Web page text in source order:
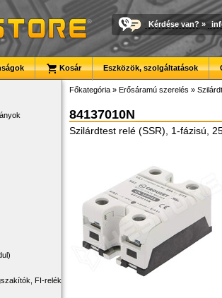
Kérdése van? »
Kosár Eszközök, szolgáltatások
FI-relék
Főkategória » Erősáramú szerelés »
84137010N
Szilárdtest relé (SSR), 1-fázisú,